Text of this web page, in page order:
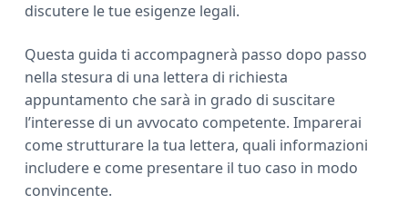
discutere le tue esigenze legali.
Questa guida ti accompagnerà passo dopo passo
nella stesura di una lettera di richiesta
appuntamento che sarà in grado di suscitare
l’interesse di un avvocato competente. Imparerai
come strutturare la tua lettera, quali informazioni
includere e come presentare il tuo caso in modo
convincente.